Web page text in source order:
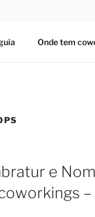
Onde tem
e
–